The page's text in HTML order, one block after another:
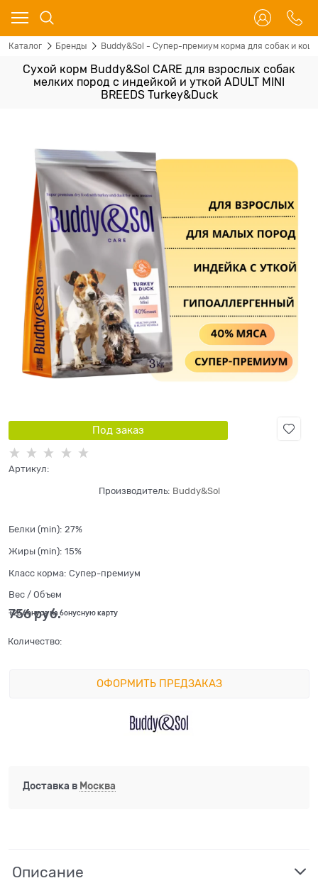
Каталог Бренды Buddy&Sol - Супер-премиум корма для собак и
Сухой корм Buddy&Sol CARE для взрослых собак
мелких пород с индейкой и уткой ADULT MINI
BREEDS Turkey&Duck
Под заказ
Артикул:
Производитель: Buddy&Sol
Белки (min): 27%
Жиры (min): 15%
Класс корма: Супер-премиум
Вес / Объем
756 руб.
+23 бонуса на бонусную карту
Количество:
ОФОРМИТЬ ПРЕДЗАКАЗ
Доставка в Москва
Описание